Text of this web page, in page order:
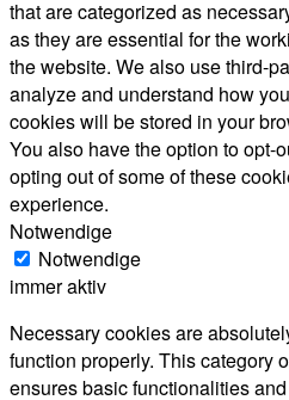
that are categorized as
as they are essential for the
the website. We also use third-
analyze and understand how
cookies will be stored in your
You also have the option to opt-
opting out of some of these
experience.
Notwendige
Notwendige
immer aktiv
Necessary cookies are
function properly. This category
ensures basic functionalities